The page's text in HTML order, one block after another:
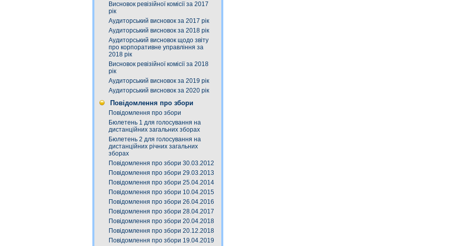
Висновок ревізійної комісії за 2017
рік
Аудиторський висновок за 2017 рік
Аудиторський висновок за 2018 рік
Аудиторський висновок щодо звіту
про корпоративне управління за
2018 рік
Висновок ревізійної комісії за 2018
рік
Аудиторський висновок за 2019 рік
Аудиторський висновок за 2020 рік
Повідомлення про збори
Повідомлення про збори
Бюлетень 1 для голосування на
дистанційних загальних зборах
Бюлетень 2 для голосування на
дистанційних річних загальних
зборах
Повідомлення про збори 30.03.2012
Повідомлення про збори 29.03.2013
Повідомлення про збори 25.04.2014
Повідомлення про збори 10.04.2015
Повідомлення про збори 26.04.2016
Повідомлення про збори 28.04.2017
Повідомлення про збори 20.04.2018
Повідомлення про збори 20.12.2018
Повідомлення про збори 19.04.2019